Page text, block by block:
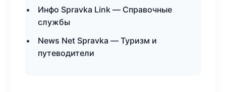
Инфо Spravka Link — Справочные
службы
News Net Spravka — Туризм и
путеводители